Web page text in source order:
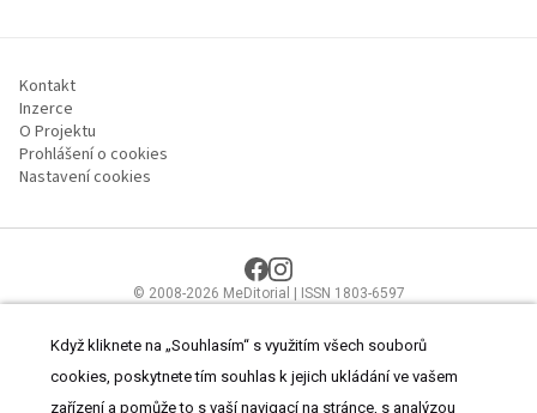
Kontakt
Inzerce
O Projektu
Prohlášení o cookies
Nastavení cookies
© 2008-2026 MeDitorial | ISSN 1803-6597
zdravotnictví.Čtěte prohlášeníaZásady zpracování osobních údajů
Když kliknete na „Souhlasím“ s využitím všech souborů
cookies, poskytnete tím souhlas k jejich ukládání ve vašem
zařízení a pomůže to s vaší navigací na stránce, s analýzou